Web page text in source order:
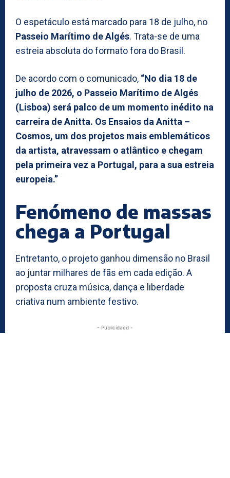
O espetáculo está marcado para 18 de julho, no
Passeio Marítimo de Algés. Trata-se de uma
estreia absoluta do formato fora do Brasil.
De acordo com o comunicado, “No dia 18 de
julho de 2026, o Passeio Marítimo de Algés
(Lisboa) será palco de um momento inédito na
carreira de Anitta. Os Ensaios da Anitta –
Cosmos, um dos projetos mais emblemáticos
da artista, atravessam o atlântico e chegam
pela primeira vez a Portugal, para a sua estreia
europeia.”
Fenómeno de massas
chega a Portugal
Entretanto, o projeto ganhou dimensão no Brasil
ao juntar milhares de fãs em cada edição. A
proposta cruza música, dança e liberdade
criativa num ambiente festivo.
- Publicidaed -